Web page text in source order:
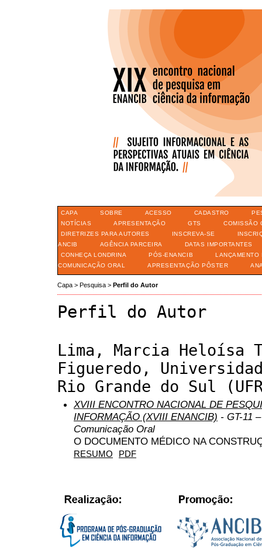
CAPA SOBRE ACESSO CADASTRO
NOTÍCIAS
APRESENTAÇÃO GTS
COMISSÃO
DIRETRIZES PARA AUTORES
INSCREVA-SE
ANCIB
AGÊNCIA PARCEIRA
DATAS IMPORTANTES
CONHEÇA LONDRINA
PÓS-ENANCIB
LANÇAMENTO
COMUNICAÇÃO ORAL
APRESENTAÇÃO PÔSTER
Capa > Pesquisa > Perfil do Autor
Perfil do Autor
Lima, Marcia Heloísa
Figueredo,
Rio Grande do Sul
XVIII ENCONTRO NACIONAL DE
INFORMAÇÃO (XVIII ENANCIB) - GT-11
Comunicação Oral
O DOCUMENTO MÉDICO NA
RESUMO PDF